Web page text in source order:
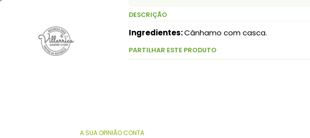
DESCRIÇÃO
Ingredientes:Cânhamo com casca.
PARTILHAR ESTE PRODUTO
A SUA OPINIÃO CONTA